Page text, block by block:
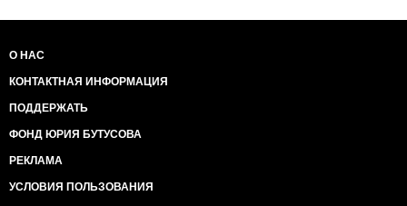
О НАС
КОНТАКТНАЯ ИНФОРМАЦИЯ
ПОДДЕРЖАТЬ
ФОНД ЮРИЯ БУТУСОВА
РЕКЛАМА
УСЛОВИЯ ПОЛЬЗОВАНИЯ